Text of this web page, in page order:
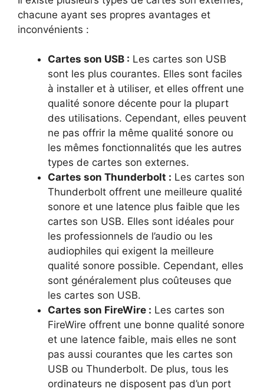
chacune ayant ses propres avantages et
inconvénients :
Cartes son USB : Les cartes son USB
sont les plus courantes. Elles sont faciles
à installer et à utiliser, et elles offrent une
qualité sonore décente pour la plupart
des utilisations. Cependant, elles peuvent
ne pas offrir la même qualité sonore ou
les mêmes fonctionnalités que les autres
types de cartes son externes.
Cartes son Thunderbolt : Les cartes son
Thunderbolt offrent une meilleure qualité
sonore et une latence plus faible que les
cartes son USB. Elles sont idéales pour
les professionnels de l’audio ou les
audiophiles qui exigent la meilleure
qualité sonore possible. Cependant, elles
sont généralement plus coûteuses que
les cartes son USB.
Cartes son FireWire : Les cartes son
FireWire offrent une bonne qualité sonore
et une latence faible, mais elles ne sont
pas aussi courantes que les cartes son
USB ou Thunderbolt. De plus, tous les
ordinateurs ne disposent pas d’un port